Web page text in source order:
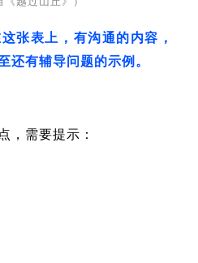
张表上，有沟通的内容，
还有辅导问题的示例。
，需要提示：